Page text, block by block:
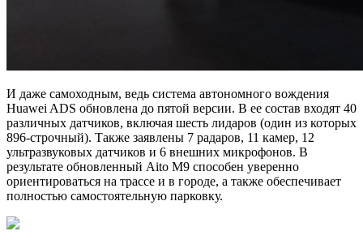
И даже самоходным, ведь система автономного вождения
Huawei ADS обновлена до пятой версии. В ее состав входят 40
различных датчиков, включая шесть лидаров (один из которых
896-строчный). Также заявлены 7 радаров, 11 камер, 12
ультразвуковых датчиков и 6 внешних микрофонов. В
результате обновленный Aito M9 способен уверенно
ориентироваться на трассе и в городе, а также обеспечивает
полностью самостоятельную парковку.